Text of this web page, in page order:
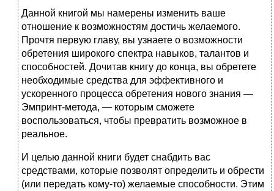
Данной книгой мы намерены изменить ваше
отношение к возможностям достичь желаемого.
Прочтя первую главу, вы узнаете о возможности
обретения широкого спектра навыков, талантов и
способностей. Дочитав книгу до конца, вы обретете
необходимые средства для эффективного и
ускоренного процесса обретения нового знания —
Эмпринт-метода, — которым сможете
воспользоваться, чтобы превратить возможное в
реальное.
И целью данной книги будет снабдить вас
средствами, которые позволят определить и обрести
(или передать кому-то) желаемые способности. Этим